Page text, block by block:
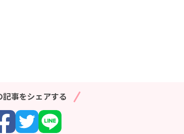
記事をシェアする